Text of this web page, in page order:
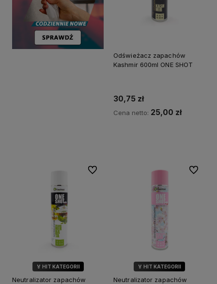
Odświeżacz zapachów
Kashmir 600ml ONE SHOT
30,75 zł
Cena netto: 25,00 zł
🏅 HIT KATEGORII
💎 WYBÓR KLIENTÓW
Neutralizator zapachów
Do ulubionych
🏅 HIT KATEGORII
Neutralizator zapachów
Do